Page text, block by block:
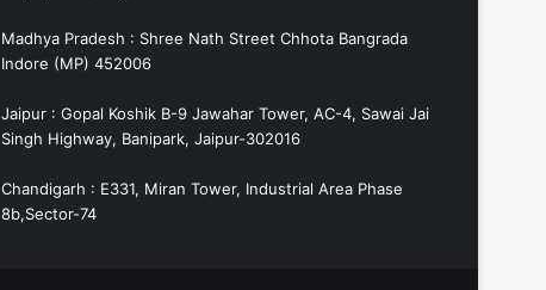
Madhya Pradesh : Shree Nath Street Chhota Bangrada
Indore (MP) 452006
Jaipur : Gopal Koshik B-9 Jawahar Tower, AC-4, Sawai Jai
Singh Highway, Banipark, Jaipur-302016
Chandigarh : E331, Miran Tower, Industrial Area Phase
8b,Sector-74